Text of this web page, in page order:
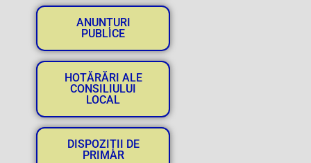
ANUNȚURI
PUBLICE
HOTĂRĂRI ALE
CONSILIULUI
LOCAL
DISPOZIȚII DE
PRIMAR